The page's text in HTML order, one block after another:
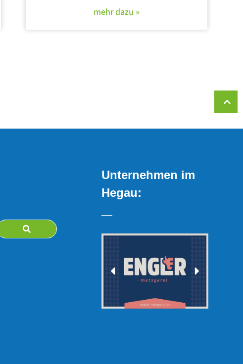
mehr dazu »
Unternehmen im
Hegau: